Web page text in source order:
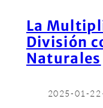
La
División
Naturales
2025-01-22